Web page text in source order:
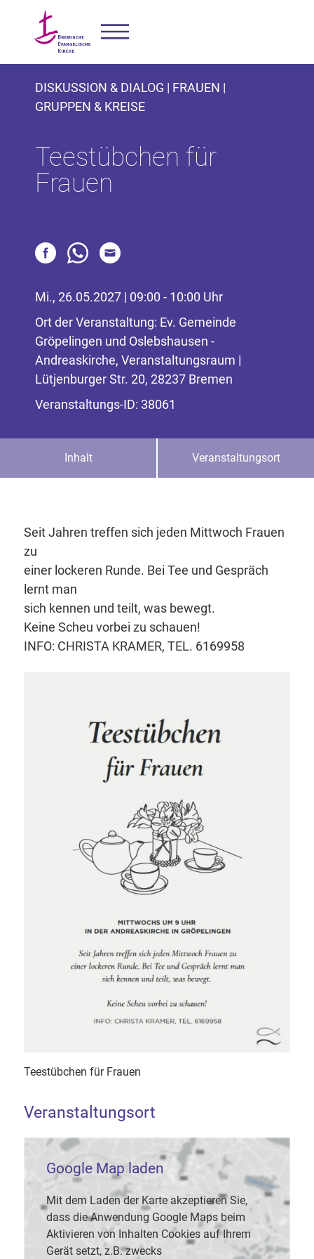
DISKUSSION & DIALOG | FRAUEN |
GRUPPEN & KREISE
Teestübchen für
Frauen
Mi., 26.05.2027 | 09:00 - 10:00 Uhr
Ort der Veranstaltung: Ev. Gemeinde
Gröpelingen und Oslebshausen -
Andreaskirche, Veranstaltungsraum |
Lütjenburger Str. 20, 28237 Bremen
Veranstaltungs-ID: 38061
Inhalt Veranstaltungsort
Seit Jahren treffen sich jeden Mittwoch Frauen
zu
einer lockeren Runde. Bei Tee und Gespräch
lernt man
sich kennen und teilt, was bewegt.
Keine Scheu vorbei zu schauen!
INFO: CHRISTA KRAMER, TEL. 6169958
Teestübchen für Frauen
Veranstaltungsort
Google Map laden
Mit dem Laden der Karte akzeptieren Sie,
dass die Anwendung Google Maps beim
Aktivieren von Inhalten Cookies auf Ihrem
Gerät setzt, z.B. zwecks